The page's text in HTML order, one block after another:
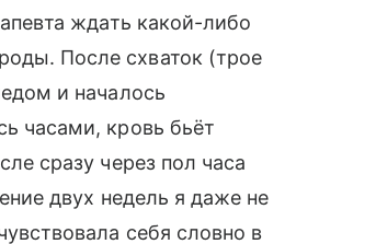
ждать какой-либо
После схваток (трое
и началось
часами, кровь бьёт
сразу через пол часа
двух недель я даже не
себя словно в